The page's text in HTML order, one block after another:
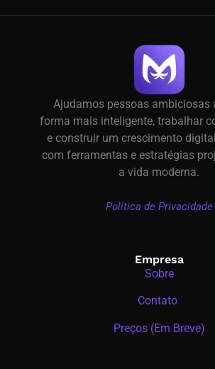
Ajudamos pessoas ambiciosas
forma mais inteligente, trabalhar
e construir um crescimento
com ferramentas e estratégias
a vida moderna.
Política de Privacidade
Empresa
Sobre
Contato
Preços (Em Breve)